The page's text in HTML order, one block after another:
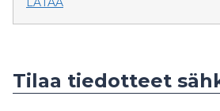
Tilaa tiedotteet